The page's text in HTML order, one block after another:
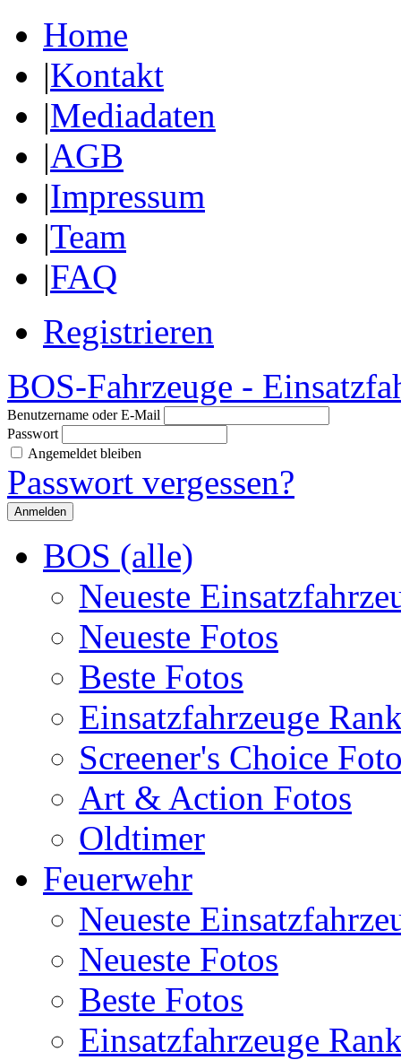
Home
|Kontakt
|Mediadaten
|AGB
|Impressum
|Team
|FAQ
Registrieren
BOS-Fahrzeuge -
Benutzername oder E-Mail
Passwort
Angemeldet bleiben
Passwort vergessen?
BOS (alle)
Neueste
Neueste Fotos
Beste Fotos
Einsatzfahrzeuge
Screener's Choice
Art & Action Fotos
Oldtimer
Feuerwehr
Neueste
Neueste Fotos
Beste Fotos
Einsatzfahrzeuge